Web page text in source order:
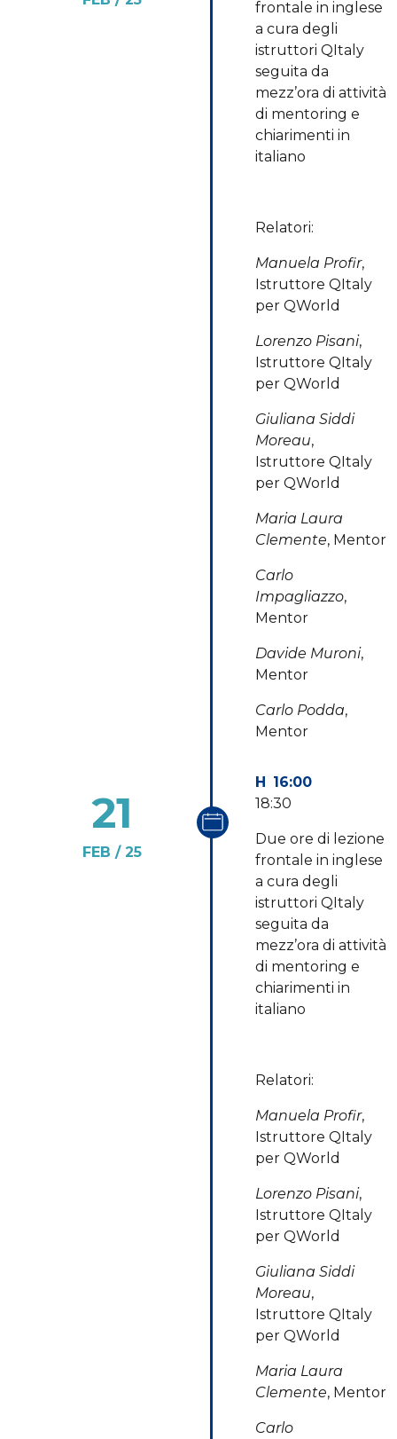
frontale in inglese
a cura degli
istruttori QItaly
seguita da
mezz’ora di attività
di mentoring e
chiarimenti in
italiano
Relatori:
Manuela Profir,
Istruttore QItaly
per QWorld
Lorenzo Pisani,
Istruttore QItaly
per QWorld
Giuliana Siddi
Moreau,
Istruttore QItaly
per QWorld
Maria Laura
Clemente, Mentor
Carlo
Impagliazzo,
Mentor
Davide Muroni,
Mentor
Carlo Podda,
Mentor
21
FEB 25
16:00
18:30
Due ore di lezione
frontale in inglese
a cura degli
istruttori QItaly
seguita da
mezz’ora di attività
di mentoring e
chiarimenti in
italiano
Relatori:
Manuela Profir,
Istruttore QItaly
per QWorld
Lorenzo Pisani,
Istruttore QItaly
per QWorld
Giuliana Siddi
Moreau,
Istruttore QItaly
per QWorld
Maria Laura
Clemente, Mentor
Carlo